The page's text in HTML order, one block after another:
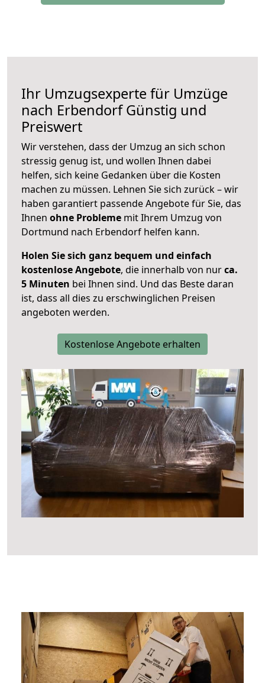
Ihr Umzugsexperte für Umzüge
nach ErbendorfGünstig und
Preiswert
Wir verstehen, dass der Umzug an sich schon
stressig genug ist, und wollen Ihnen dabei
helfen, sich keine Gedanken über die Kosten
machen zu müssen. Lehnen Sie sich zurück – wir
haben garantiert passende Angebote für Sie, das
Ihnen ohne Probleme mit Ihrem Umzug von
Dortmund nach Erbendorf helfen kann.
Holen Sie sich ganz bequem und einfach
kostenlose Angebote, die innerhalb von nurca.
5 Minuten bei Ihnen sind. Und das Beste daran
ist, dass all dies zu erschwinglichen Preisen
angeboten werden.
Kostenlose Angebote erhalten